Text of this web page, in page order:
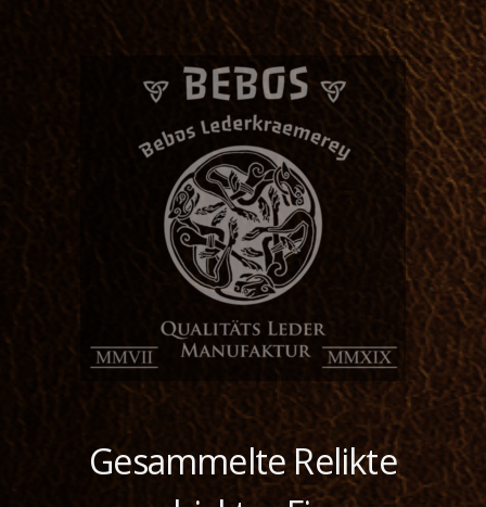
Gesammelte Relikte